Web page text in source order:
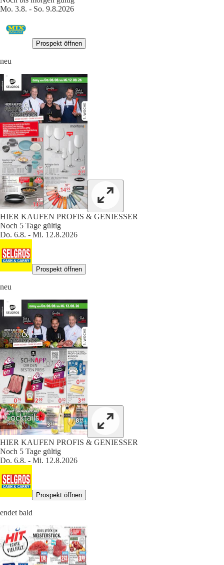
Mo. 3.8. - So. 9.8.2026
Prospekt öffnen
neu
HIER KAUFEN PROFIS & GENIESSER
Noch 5 Tage gültig
Do. 6.8. - Mi. 12.8.2026
Prospekt öffnen
neu
HIER KAUFEN PROFIS & GENIESSER
Noch 5 Tage gültig
Do. 6.8. - Mi. 12.8.2026
Prospekt öffnen
endet bald